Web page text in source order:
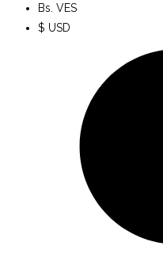
Bs. VES
$ USD